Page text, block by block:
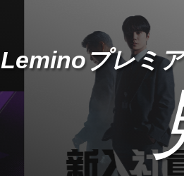
Leminoプレミ